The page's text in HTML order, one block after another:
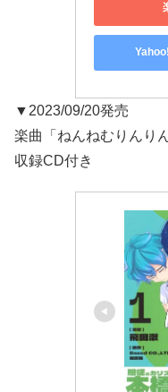
▼2023/09/20発売
楽曲「ねんねむりんり
収録CD付き